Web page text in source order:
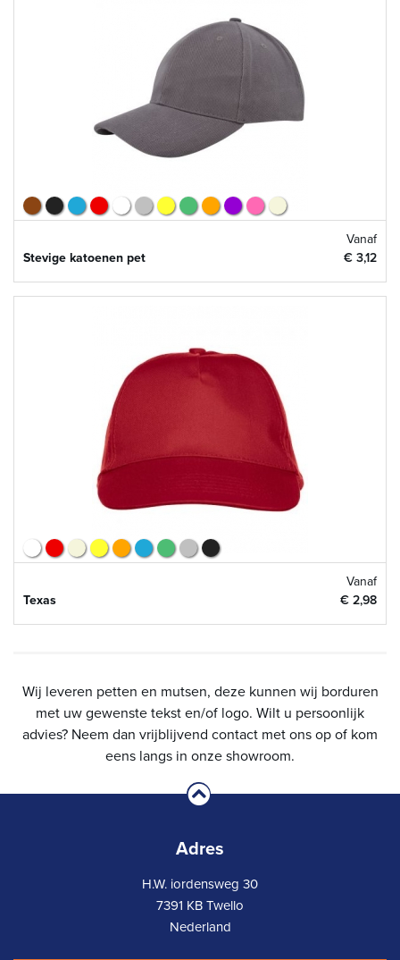
Stevige katoenen pet
Vanaf
€ 3,12
Texas
Vanaf
€ 2,98
Wij leveren petten en mutsen, deze kunnen wij borduren
met uw gewenste tekst en/of logo. Wilt u persoonlijk
advies? Neem dan vrijblijvend contact met ons op of kom
eens langs in onze showroom.
Adres
H.W. iordensweg 30
7391 KB Twello
Nederland